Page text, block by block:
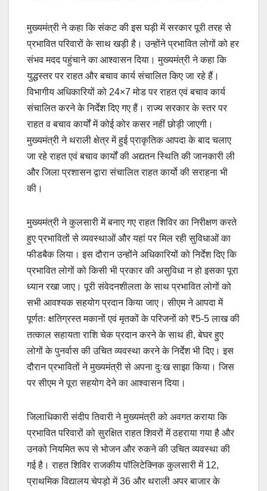
मुख्यमंत्री ने कहा कि संकट की इस घड़ी में सरकार पूरी तरह से
प्रभावित परिवारों के साथ खड़ी है। उन्होंने प्रभावित लोगों को हर
संभव मदद पहुंचाने का आश्वासन दिया। मुख्यमंत्री ने कहा कि
युद्धस्तर पर राहत और बचाव कार्य संचालित किए जा रहे हैं।
विभागीय अधिकारियों को 24×7 मोड पर राहत एवं बचाव कार्य
संचालित करने के निर्देश दिए गए हैं। राज्य सरकार के स्तर पर
राहत व बचाव कार्यों में कोई कोर कसर नहीं छोड़ी जाएगी।
मुख्यमंत्री ने थराली क्षेत्र में हुई प्राकृतिक आपदा के बाद चलाए
जा रहे राहत एवं बचाव कार्यों की अद्यतन स्थिति की जानकारी ली
और जिला प्रशासन द्वारा संचालित राहत कार्यो की सराहना भी
की।
मुख्यमंत्री ने कुलसारी में बनाए गए राहत शिविर का निरीक्षण करते
हुए प्रभावितों से व्यवस्थाओं और यहां पर मिल रही सुविधाओं का
फीडबैक लिया। इस दौरान उन्होंने अधिकारियों को निर्देश दिए कि
प्रभावित लोगों को किसी भी प्रकार की असुविधा न हो इसका पूरा
ध्यान रखा जाए। पूरी संवेदनशीलता के साथ प्रभावित लोगों को
सभी आवश्यक सहयोग प्रदान किया जाए। सीएम ने आपदा में
पूर्णतः क्षतिग्रस्त मकानों एवं मृतकों के परिजनों को ₹5-5 लाख की
तत्काल सहायता राशि चेक प्रदान करने के साथ ही, बेघर हुए
लोगों के पुनर्वास की उचित व्यवस्था करने के निर्देश भी दिए। इस
दौरान प्रभावितों ने मुख्यमंत्री से अपना दुःख साझा किया। जिस
पर सीएम ने पूरा सहयोग देने का आश्वासन दिया।
जिलाधिकारी संदीप तिवारी ने मुख्यमंत्री को अवगत कराया कि
प्रभावित परिवारों को सुरक्षित राहत शिवरों में ठहराया गया है और
उनको नियमित रूप से भोजन और रुकने की उचित व्यवस्था की
गई है। राहत शिविर राजकीय पॉलिटेक्निक कुलसारी में 12,
प्राथमिक विद्यालय चेपड़ो में 36 और थराली अपर बाजार के